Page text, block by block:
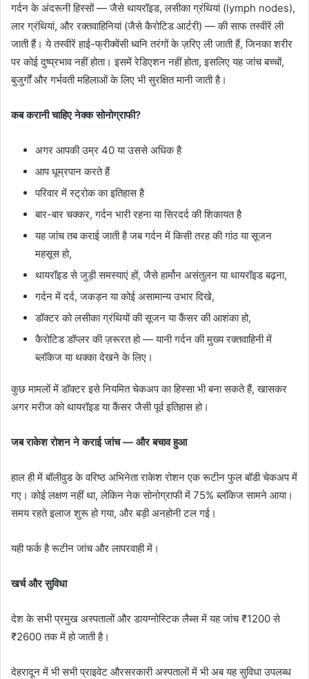
गर्दन के अंदरूनी हिस्सों — जैसे थायरॉइड, लसीका ग्रंथियां (lymph nodes),
लार ग्रंथियां, और रक्तवाहिनियां (जैसे कैरोटिड आर्टरी) — की साफ तस्वीरें ली
जाती हैं। ये तस्वीरें हाई-फ्रीक्वेंसी ध्वनि तरंगों के ज़रिए ली जाती हैं, जिनका शरीर
पर कोई दुष्प्रभाव नहीं होता। इसमें रेडिएशन नहीं होता, इसलिए यह जांच बच्चों,
बुजुर्गों और गर्भवती महिलाओं के लिए भी सुरक्षित मानी जाती है।
कब करानी चाहिए नेक्क सोनोग्राफी?
अगर आपकी उम्र 40 या उससे अधिक है
आप धूम्रपान करते हैं
परिवार में स्ट्रोक का इतिहास है
बार-बार चक्कर, गर्दन भारी रहना या सिरदर्द की शिकायत है
यह जांच तब कराई जाती है जब गर्दन में किसी तरह की गांठ या सूजन
महसूस हो,
थायरॉइड से जुड़ी समस्याएं हों, जैसे हार्मोन असंतुलन या थायरॉइड बढ़ना,
गर्दन में दर्द, जकड़न या कोई असामान्य उभार दिखे,
डॉक्टर को लसीका ग्रंथियों की सूजन या कैंसर की आशंका हो,
कैरोटिड डॉप्लर की ज़रूरत हो — यानी गर्दन की मुख्य रक्तवाहिनी में
ब्लॉकेज या थक्का देखने के लिए।
कुछ मामलों में डॉक्टर इसे नियमित चेकअप का हिस्सा भी बना सकते हैं, खासकर
अगर मरीज को थायरॉइड या कैंसर जैसी पूर्व इतिहास हो।
जब राकेश रोशन ने कराई जांच — और बचाव हुआ
हाल ही में बॉलीवुड के वरिष्ठ अभिनेता राकेश रोशन एक रूटीन फुल बॉडी चेकअप में
गए। कोई लक्षण नहीं था, लेकिन नेक सोनोग्राफी में 75% ब्लॉकेज सामने आया।
समय रहते इलाज शुरू हो गया, और बड़ी अनहोनी टल गई।
यही फर्क है रूटीन जांच और लापरवाही में।
खर्च और सुविधा
देश के सभी प्रमुख अस्पतालों और डायग्नोस्टिक लैब्स में यह जांच ₹1200 से
₹2600 तक में हो जाती है।
देहरादून में भी सभी प्राइवेट औरसरकारी अस्पतालों में भी अब यह सुविधा उपलब्ध